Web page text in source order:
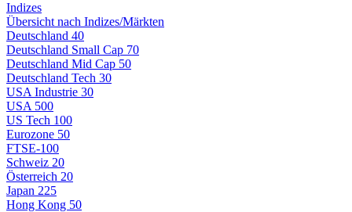
Indizes
Übersicht nach Indizes/Märkten
Deutschland 40
Deutschland Small Cap 70
Deutschland Mid Cap 50
Deutschland Tech 30
USA Industrie 30
USA 500
US Tech 100
Eurozone 50
FTSE-100
Schweiz 20
Österreich 20
Japan 225
Hong Kong 50